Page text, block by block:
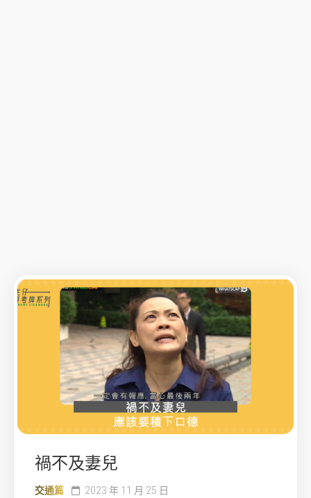
禍不及妻兒
交通篇 2023 年 11 月 25 日